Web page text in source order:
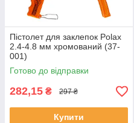
Пістолет для заклепок Polax
2.4-4.8 мм хромований (37-
001)
Готово до відправки
282,15 ₴ 297 ₴
Купити